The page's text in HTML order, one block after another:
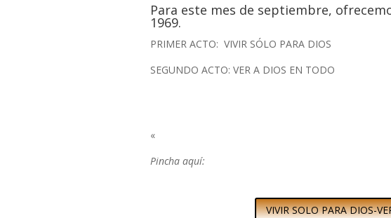
Para este mes de septiembre,
1969.
PRIMER ACTO: VIVIR SÓLO PARA DIOS
SEGUNDO ACTO: VER A DIOS EN TODO
«
Pincha aquí:
VIVIR SOLO PARA DIOS-